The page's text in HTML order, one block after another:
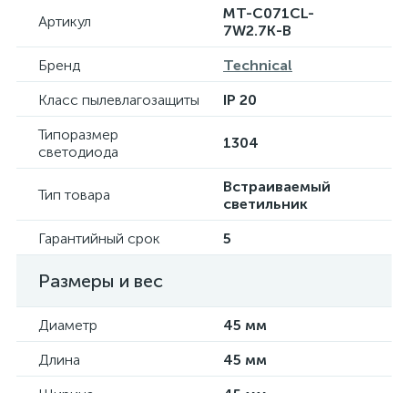
Артикул
MT-C071CL-
7W2.7K-B
Бренд
Technical
Класс пылевлагозащиты
IP 20
Типоразмер
светодиода
1304
Тип товара
Встраиваемый
светильник
Гарантийный срок
5
Размеры и вес
Диаметр
45 мм
Длина
45 мм